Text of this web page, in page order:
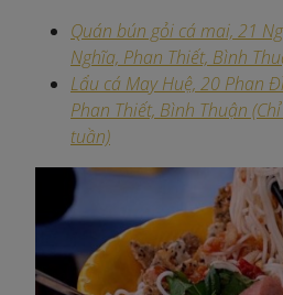
Quán bún gỏi cá mai, 21
Nghĩa, Phan Thiết, Bình
Lẩu cá May Huệ, 20 Phan
Phan Thiết, Bình Thuận
tuần)